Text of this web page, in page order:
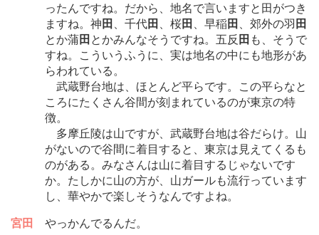
ったんですね。だから、地名で言いますと田がつき
ますね。神 田 、千代田 、桜田 、早稲 田 、郊外の羽 田
とか蒲田 とかみんなそうですね。五反 田 も、そうで
すね。こういうふうに、実は地名の中にも地形があ
らわれている。
武蔵野台地は、ほとんど平らです。この平らなと
ころにたくさん谷間が刻まれているのが東京の特
徴。
多摩丘陵は山ですが、武蔵野台地は谷だらけ。山
がないので谷間に着目すると、東京は見えてくるも
のがある。みなさんは山に着目するじゃないです
か。たしかに山の方が、山ガールも流行っています
し、華やかで楽しそうなんですよね。
宮田 やっかんでるんだ。